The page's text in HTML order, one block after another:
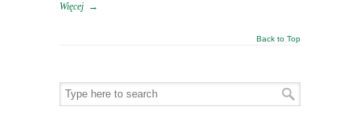
Więcej →
Back to Top